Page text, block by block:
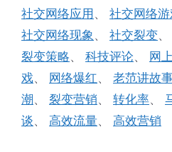
社交网络应用 、 社交网络
社交网络现象 、 社交裂变、
裂变策略、 科技评论、 网
戏、 网络爆红、 老范讲故
潮、 裂变营销、 转化率、
谈、 高效流量、 高效营销